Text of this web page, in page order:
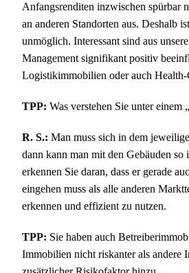
Anfangsrenditen inzwischen spürbar
an anderen Standorten aus. Deshalb
unmöglich. Interessant sind aus
Management signifikant positiv
Logistikimmobilien oder auch
TPP: Was verstehen Sie unter einem
R. S.: Man muss sich in dem
dann kann man mit den Gebäuden
erkennen Sie daran, dass er gerade
eingehen muss als alle anderen
erkennen und effizient zu nutzen.
TPP: Sie haben auch
Immobilien nicht riskanter als andere